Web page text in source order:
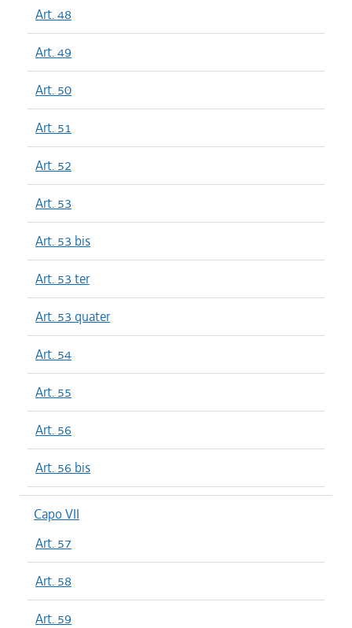
Art. 48
Art. 49
Art. 50
Art. 51
Art. 52
Art. 53
Art. 53 bis
Art. 53 ter
Art. 53 quater
Art. 54
Art. 55
Art. 56
Art. 56 bis
Capo VII
Art. 57
Art. 58
Art. 59